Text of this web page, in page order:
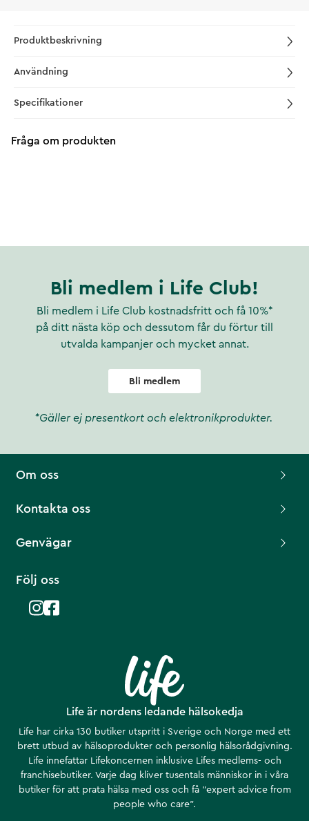
Produktbeskrivning
Användning
Specifikationer
Fråga om produkten
Bli medlem i Life Club!
Bli medlem i Life Club kostnadsfritt och få 10%*
på ditt nästa köp och dessutom får du förtur till
utvalda kampanjer och mycket annat.
Bli medlem
*Gäller ej presentkort och elektronikprodukter.
Life är nordens ledande hälsokedja
Life har cirka 130 butiker utspritt i Sverige och Norge med ett
brett utbud av hälsoprodukter och personlig hälsorådgivning.
Life innefattar Lifekoncernen inklusive Lifes medlems- och
franchisebutiker. Varje dag kliver tusentals människor in i våra
butiker för att prata hälsa med oss och få ”expert advice from
people who care”.
Om oss
Kontakta oss
Genvägar
Följ oss